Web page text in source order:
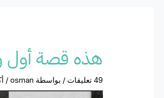
هذه قصة أول
49 تعليقات / بواسطة osman
/